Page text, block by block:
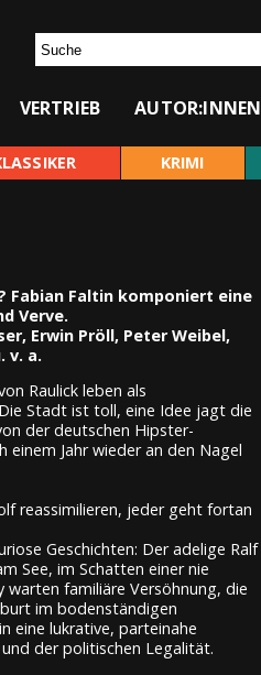
VERTRIEB AUTOR:INNEN
KRIMI
Fabian Faltin komponiert eine
Verve.
Erwin Pröll, Peter Weibel,
v. a.
Raulick leben als
Stadt ist toll, eine Idee jagt die
der deutschen Hipster-
einem Jahr wieder an den Nagel
reassimilieren, jeder geht fortan
Geschichten: Der adelige Ralf
See, im Schatten einer nie
familiäre Versöhnung, die
im bodenständigen
eine lukrative, parteinahe
der politischen Legalität.